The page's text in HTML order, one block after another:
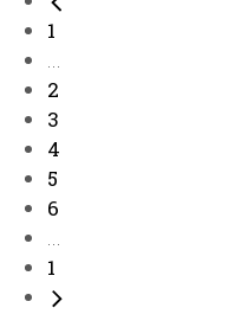
1
2
3
4
5
6
1